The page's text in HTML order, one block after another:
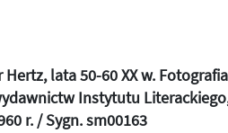
lata 50-60 XX w.
Instytutu
r. / Sygn. sm00163